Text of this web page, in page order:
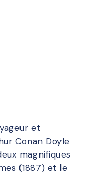
et
Conan Doyle
magnifiques
(1887) et le